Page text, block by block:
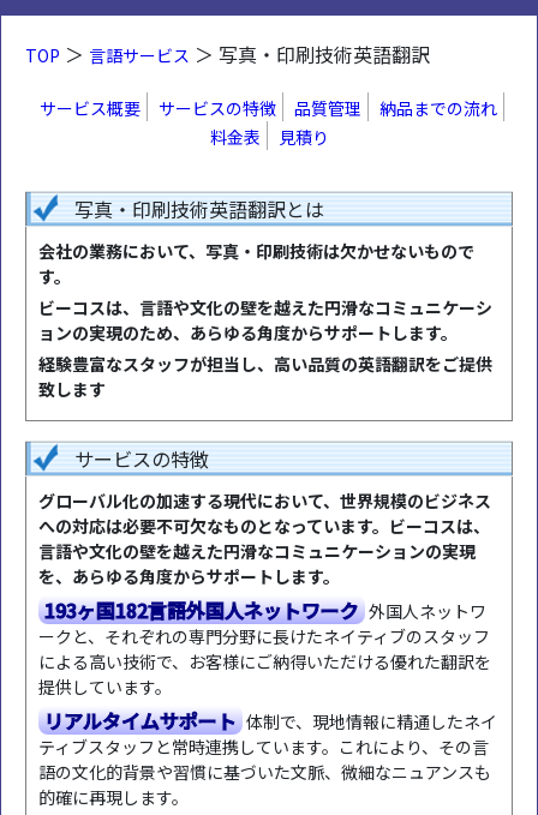
TOP ＞ 言語サービス ＞ 写真・印刷技術英語翻訳
サービス概要 サービスの特徴 品質管理
納品までの流れ
料金表
見積り
写真・印刷技術英語翻訳とは
会社の業務において、写真・印刷技術は欠かせないもので
す。
ビーコスは、言語や文化の壁を越えた円滑なコミュニケーシ
ョンの実現のため、あらゆる角度からサポートします。
経験豊富なスタッフが担当し、高い品質の英語翻訳をご提供
致します
サービスの特徴
グローバル化の加速する現代において、世界規模のビジネス
への対応は必要不可欠なものとなっています。ビーコスは、
言語や文化の壁を越えた円滑なコミュニケーションの実現
を、あらゆる角度からサポートします。
193ヶ国182言語外国人ネットワーク 外国人ネットワ
ークと、それぞれの専門分野に長けたネイティブのスタッフ
による高い技術で、お客様にご納得いただける優れた翻訳を
提供しています。
リアルタイムサポート 体制で、現地情報に精通したネイ
ティブスタッフと常時連携しています。これにより、その言
語の文化的背景や習慣に基づいた文脈、微細なニュアンスも
的確に再現します。